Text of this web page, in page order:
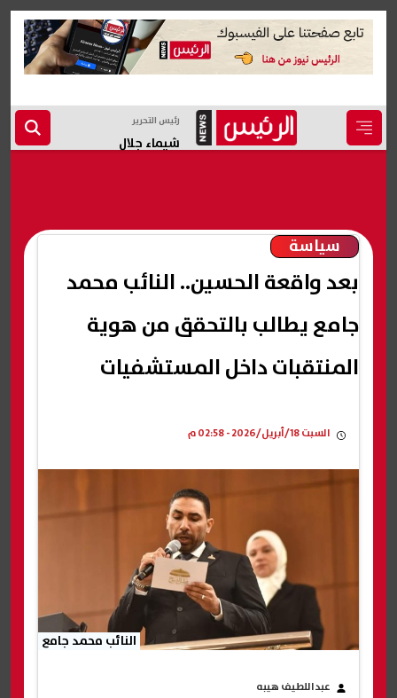
رئيس التحرير
شيماء جلال
سياسة
بعد واقعة الحسين.. النائب محمد
جامع يطالب بالتحقق من هوية
المنتقبات داخل المستشفيات
السبت 18/أبريل/2026 - 02:58 م
النائب محمد جامع
عبداللطيف هيبه